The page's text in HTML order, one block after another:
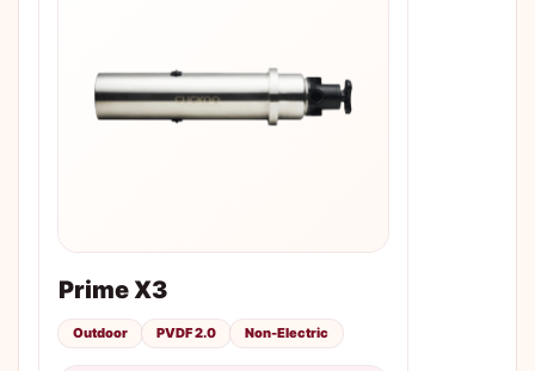
Prime X3
Outdoor PVDF 2.0 Non-Electric